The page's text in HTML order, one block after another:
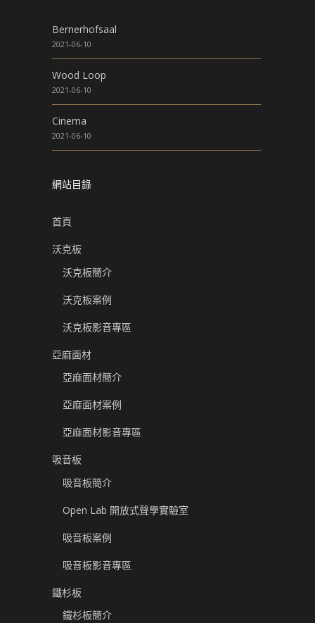
Bernerhofsaal
2021-06-10
Wood Loop
2021-06-10
Cinema
2021-06-10
網站目錄
首頁
沃克板
沃克板簡介
沃克板案例
沃克板影音專區
亞麻面材
亞麻面材簡介
亞麻面材案例
亞麻面材影音專區
吸音板
吸音板簡介
Open Lab 開放式聲學實驗室
吸音板案例
吸音板影音專區
鐵杉板
鐵杉板簡介